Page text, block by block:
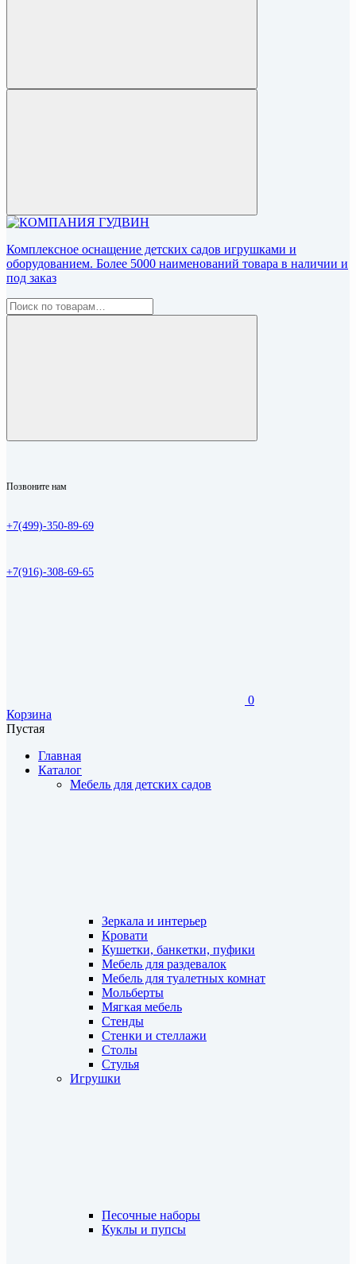
Комплексное оснащение детских садов игрушками и
оборудованием. Более 5000 наименований товара в наличии и
под заказ
Позвоните нам
+7(499)-350-89-69
+7(916)-308-69-65
0
Корзина
Пустая
Главная
Каталог
Мебель для детских садов
Зеркала и интерьер
Кровати
Кушетки, банкетки, пуфики
Мебель для раздевалок
Мебель для туалетных комнат
Мольберты
Мягкая мебель
Стенды
Стенки и стеллажи
Столы
Стулья
Игрушки
Песочные наборы
Куклы и пупсы